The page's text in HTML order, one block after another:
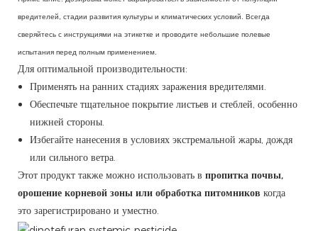
вредителей, стадии развития культуры и климатических условий. Всегда
сверяйтесь с инструкциями на этикетке и проводите небольшие полевые
испытания перед полным применением.
Для оптимальной производительности:
Применять на ранних стадиях заражения вредителями.
Обеспечьте тщательное покрытие листьев и стеблей, особенно
нижней стороны.
Избегайте нанесения в условиях экстремальной жары, дождя
или сильного ветра.
Этот продукт также можно использовать в пропитка почвы,
орошение корневой зоны или обработка питомников когда
это зарегистрировано и уместно.